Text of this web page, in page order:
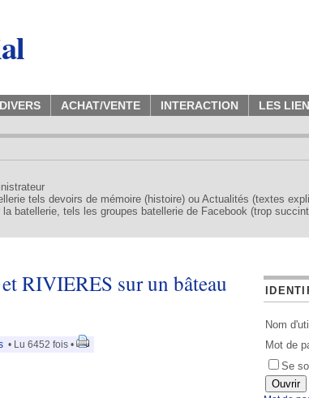
DIVERS ACHAT/VENTE INTERACTION LES
tels devoirs de mémoire (histoire) ou Actualités (textes
batellerie, tels les groupes batellerie de Facebook (trop
RIVIERES sur un bâteau
• Lu 6452 fois •
Nom
Mot de
Se